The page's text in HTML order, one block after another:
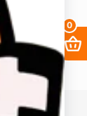
0